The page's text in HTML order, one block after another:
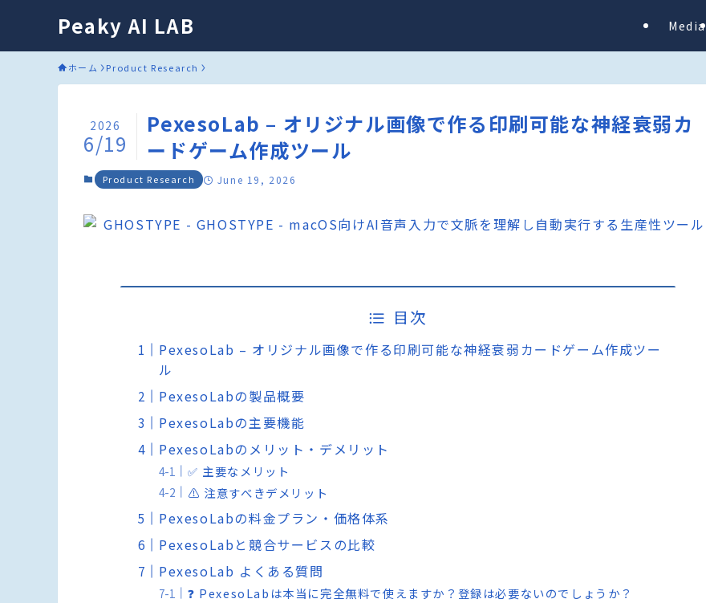
Peaky AI LAB Media
ホーム Product Research
PexesoLab – オリジナル画像で作る印刷可能な神経衰弱カ
ードゲーム作成ツール
2026
6/19
Product Research June 19, 2026
目次
PexesoLab – オリジナル画像で作る印刷可能な神経衰弱カードゲーム作成ツー
ル
PexesoLabの製品概要
PexesoLabの主要機能
PexesoLabのメリット・デメリット
✅ 主要なメリット
⚠️ 注意すべきデメリット
PexesoLabの料金プラン・価格体系
PexesoLabと競合サービスの比較
PexesoLab よくある質問
❓ PexesoLabは本当に完全無料で使えますか？登録は必要ないのでしょうか？